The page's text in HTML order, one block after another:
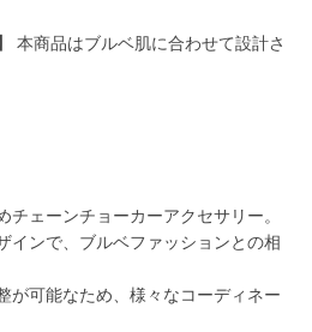
本商品はブルベ肌に合わせて設計さ
チェーンチョーカーアクセサリー。
インで、ブルベファッションとの相
が可能なため、様々なコーディネー